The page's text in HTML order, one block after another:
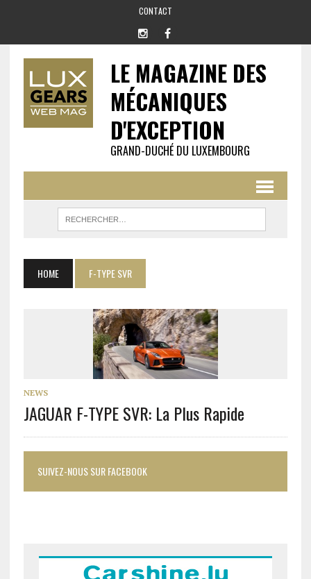
CONTACT
LE MAGAZINE DES
MÉCANIQUES
D'EXCEPTION
GRAND-DUCHÉ DU LUXEMBOURG
HOME F-TYPE SVR
NEWS
JAGUAR F-TYPE SVR: La Plus Rapide
SUIVEZ-NOUS SUR FACEBOOK